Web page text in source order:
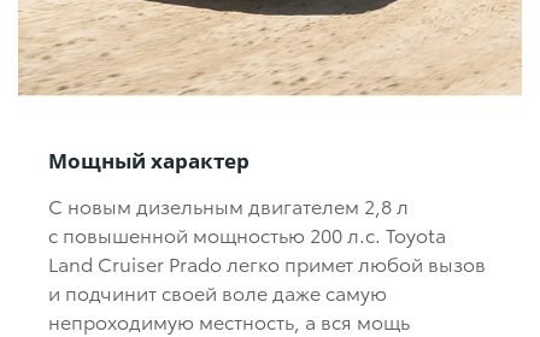
Мощный характер
С новым дизельным двигателем 2,8 л
с повышенной мощностью 200 л.с. Toyota
Land Cruiser Prado легко примет любой вызов
и подчинит своей воле даже самую
непроходимую местность, а вся мощь